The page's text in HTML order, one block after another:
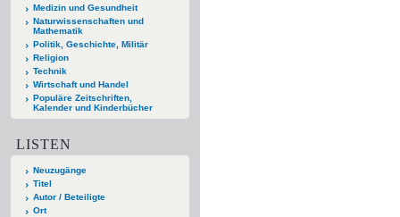
Medizin und Gesundheit
Naturwissenschaften und
Mathematik
Politik, Geschichte, Militär
Religion
Technik
Wirtschaft und Handel
Populäre Zeitschriften,
Kalender und Kinderbücher
LISTEN
Neuzugänge
Titel
Autor / Beteiligte
Ort